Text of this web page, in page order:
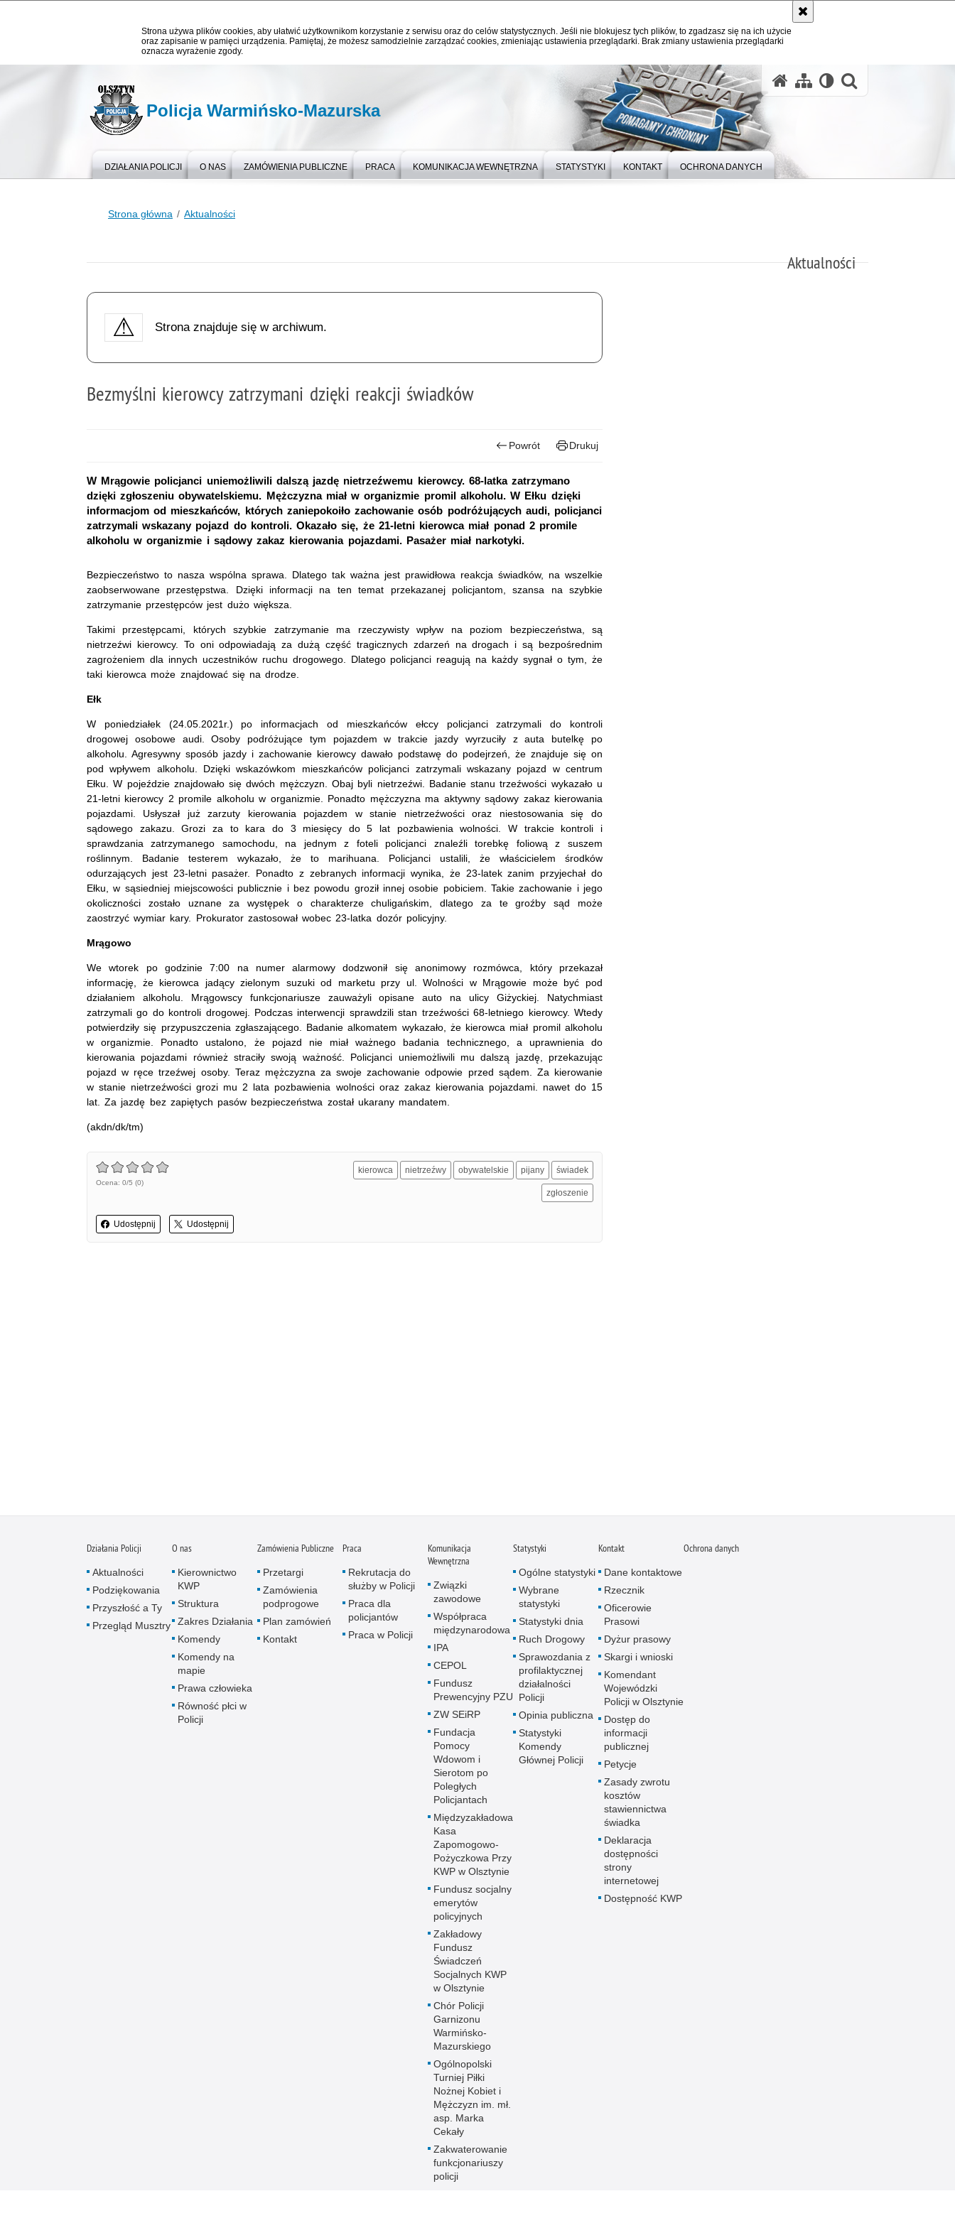
Strona używa plików cookies, aby ułatwić użytkownikom korzystanie z serwisu oraz do celów statystycznych. Jeśli nie blokujesz tych plików, to zgadzasz się na ich użycie
oraz zapisanie w pamięci urządzenia. Pamiętaj, że możesz samodzielnie zarządzać cookies, zmieniając ustawienia przeglądarki. Brak zmiany ustawienia przeglądarki
oznacza wyrażenie zgody.
Policja Warmińsko-Mazurska
DZIAŁANIA POLICJI O NAS ZAMÓWIENIA PUBLICZNE PRACA KOMUNIKACJA WEWNĘTRZNA STATYSTYKI KONTAKT OCHRONA DANYCH
Strona główna Aktualności
Aktualności
Strona znajduje się w archiwum.
Bezmyślni kierowcy zatrzymani dzięki reakcji świadków
Powrót Drukuj
W Mrągowie policjanci uniemożliwili dalszą jazdę nietrzeźwemu kierowcy. 68-latka zatrzymano
dzięki zgłoszeniu obywatelskiemu. Mężczyzna miał w organizmie promil alkoholu. W Ełku dzięki
informacjom od mieszkańców, których zaniepokoiło zachowanie osób podróżujących audi, policjanci
zatrzymali wskazany pojazd do kontroli. Okazało się, że 21-letni kierowca miał ponad 2 promile
alkoholu w organizmie i sądowy zakaz kierowania pojazdami. Pasażer miał narkotyki.
Bezpieczeństwo to nasza wspólna sprawa. Dlatego tak ważna jest prawidłowa reakcja świadków, na wszelkie
zaobserwowane przestępstwa. Dzięki informacji na ten temat przekazanej policjantom, szansa na szybkie
zatrzymanie przestępców jest dużo większa.
Takimi przestępcami, których szybkie zatrzymanie ma rzeczywisty wpływ na poziom bezpieczeństwa, są
nietrzeźwi kierowcy. To oni odpowiadają za dużą część tragicznych zdarzeń na drogach i są bezpośrednim
zagrożeniem dla innych uczestników ruchu drogowego. Dlatego policjanci reagują na każdy sygnał o tym, że
taki kierowca może znajdować się na drodze.
Ełk
W poniedziałek (24.05.2021r.) po informacjach od mieszkańców ełccy policjanci zatrzymali do kontroli
drogowej osobowe audi. Osoby podróżujące tym pojazdem w trakcie jazdy wyrzuciły z auta butelkę po
alkoholu. Agresywny sposób jazdy i zachowanie kierowcy dawało podstawę do podejrzeń, że znajduje się on
pod wpływem alkoholu. Dzięki wskazówkom mieszkańców policjanci zatrzymali wskazany pojazd w centrum
Ełku. W pojeździe znajdowało się dwóch mężczyzn. Obaj byli nietrzeźwi. Badanie stanu trzeźwości wykazało u
21-letni kierowcy 2 promile alkoholu w organizmie. Ponadto mężczyzna ma aktywny sądowy zakaz kierowania
pojazdami. Usłyszał już zarzuty kierowania pojazdem w stanie nietrzeźwości oraz niestosowania się do
sądowego zakazu. Grozi za to kara do 3 miesięcy do 5 lat pozbawienia wolności. W trakcie kontroli i
sprawdzania zatrzymanego samochodu, na jednym z foteli policjanci znaleźli torebkę foliową z suszem
roślinnym. Badanie testerem wykazało, że to marihuana. Policjanci ustalili, że właścicielem środków
odurzających jest 23-letni pasażer. Ponadto z zebranych informacji wynika, że 23-latek zanim przyjechał do
Ełku, w sąsiedniej miejscowości publicznie i bez powodu groził innej osobie pobiciem. Takie zachowanie i jego
okoliczności zostało uznane za występek o charakterze chuligańskim, dlatego za te groźby sąd może
zaostrzyć wymiar kary. Prokurator zastosował wobec 23-latka dozór policyjny.
Mrągowo
We wtorek po godzinie 7:00 na numer alarmowy dodzwonił się anonimowy rozmówca, który przekazał
informację, że kierowca jadący zielonym suzuki od marketu przy ul. Wolności w Mrągowie może być pod
działaniem alkoholu. Mrągowscy funkcjonariusze zauważyli opisane auto na ulicy Giżyckiej. Natychmiast
zatrzymali go do kontroli drogowej. Podczas interwencji sprawdzili stan trzeźwości 68-letniego kierowcy. Wtedy
potwierdziły się przypuszczenia zgłaszającego. Badanie alkomatem wykazało, że kierowca miał promil alkoholu
w organizmie. Ponadto ustalono, że pojazd nie miał ważnego badania technicznego, a uprawnienia do
kierowania pojazdami również straciły swoją ważność. Policjanci uniemożliwili mu dalszą jazdę, przekazując
pojazd w ręce trzeźwej osoby. Teraz mężczyzna za swoje zachowanie odpowie przed sądem. Za kierowanie
w stanie nietrzeźwości grozi mu 2 lata pozbawienia wolności oraz zakaz kierowania pojazdami. nawet do 15
lat. Za jazdę bez zapiętych pasów bezpieczeństwa został ukarany mandatem.
(akdn/dk/tm)
Ocena: 0/5 (0)
Udostępnij Udostępnij
kierowca nietrzeźwy obywatelskie pijany świadek
zgłoszenie
Działania Policji
Aktualności
Podziękowania
Przyszłość a Ty
Przegląd Musztry
O nas
Kierownictwo
KWP
Struktura
Zakres Działania
Komendy
Komendy na
mapie
Prawa człowieka
Równość płci w
Policji
Zamówienia Publiczne
Przetargi
Zamówienia
podprogowe
Plan zamówień
Kontakt
Praca
Rekrutacja do
służby w Policji
Praca dla
policjantów
Praca w Policji
Komunikacja
Wewnętrzna
Związki
zawodowe
Współpraca
międzynarodowa
IPA
CEPOL
Fundusz
Prewencyjny PZU
ZW SEiRP
Fundacja
Pomocy
Wdowom i
Sierotom po
Poległych
Policjantach
Międzyzakładowa
Kasa
Zapomogowo-
Pożyczkowa Przy
KWP w Olsztynie
Fundusz socjalny
emerytów
policyjnych
Zakładowy
Fundusz
Świadczeń
Socjalnych KWP
w Olsztynie
Chór Policji
Garnizonu
Warmińsko-
Mazurskiego
Ogólnopolski
Turniej Piłki
Nożnej Kobiet i
Mężczyzn im. mł.
asp. Marka
Cekały
Zakwaterowanie
funkcjonariuszy
policji
Statystyki
Ogólne statystyki
Wybrane
statystyki
Statystyki dnia
Ruch Drogowy
Sprawozdania z
profilaktycznej
działalności
Policji
Opinia publiczna
Statystyki
Komendy
Głównej Policji
Kontakt
Dane kontaktowe
Rzecznik
Oficerowie
Prasowi
Dyżur prasowy
Skargi i wnioski
Komendant
Wojewódzki
Policji w Olsztynie
Dostęp do
informacji
publicznej
Petycje
Zasady zwrotu
kosztów
stawiennictwa
świadka
Deklaracja
dostępności
strony
internetowej
Dostępność KWP
Ochrona danych